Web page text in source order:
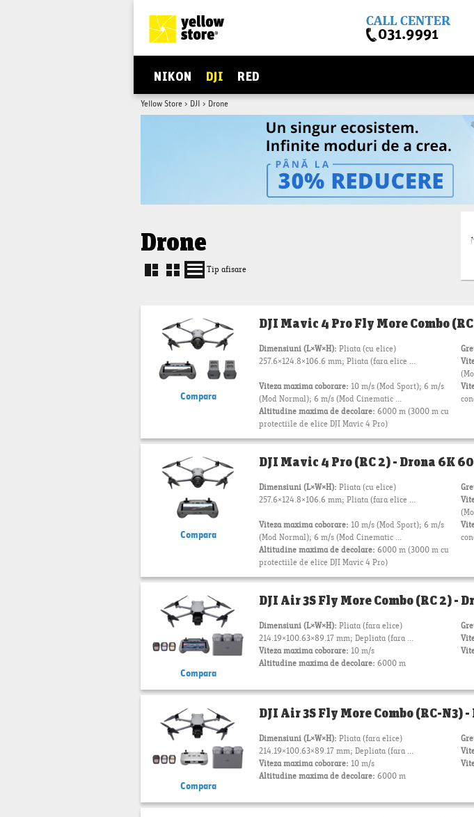
NIKON DJI RED
Yellow Store> DJI> Drone
Drone
Tip afisare
Compara
DJI Mavic 4 Pro Fly More Combo
Dimensiuni (L×W×H):Pliata (cu elice)
257.6×124.8×106.6 mm; Pliata (fara elice ...
Viteza maxima coborare: 10 m/s (Mod Sport); 6 m/s
(Mod Normal); 6 m/s (Mod Cinematic ...
Altitudine maxima de decolare:6000 m (3000 m cu
protectiile de elice DJI Mavic 4 Pro)
Compara
DJI Mavic 4 Pro (RC 2) - Drona 6K
Dimensiuni (L×W×H):Pliata (cu elice)
257.6×124.8×106.6 mm; Pliata (fara elice ...
Viteza maxima coborare: 10 m/s (Mod Sport); 6 m/s
(Mod Normal); 6 m/s (Mod Cinematic ...
Altitudine maxima de decolare:6000 m (3000 m cu
protectiile de elice DJI Mavic 4 Pro)
Compara
DJI Air 3S Fly More Combo (RC 2) -
Dimensiuni (L×W×H):Pliata (fara elice)
214.19×100.63×89.17 mm; Depliata (fara ...
Viteza maxima coborare: 10 m/s
Altitudine maxima de decolare:6000 m
Compara
DJI Air 3S Fly More Combo (RC-N3)
Dimensiuni (L×W×H):Pliata (fara elice)
214.19×100.63×89.17 mm; Depliata (fara ...
Viteza maxima coborare: 10 m/s
Altitudine maxima de decolare:6000 m